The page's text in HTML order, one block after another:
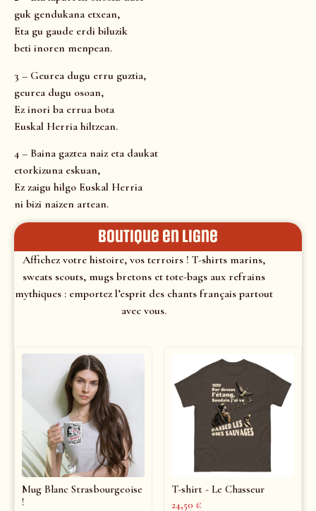
guk gendukana etxean,
Eta gu gaude erdi biluzik
beti inoren menpean.
3 – Geurea dugu erru guztia,
geurea dugu osoan,
Ez inori ba errua bota
Euskal Herria hiltzean.
4 – Baina gaztea naiz eta daukat
etorkizuna eskuan,
Ez zaigu hilgo Euskal Herria
ni bizi naizen artean.
Boutique en ligne
Affichez votre histoire, vos terroirs ! T-shirts marins,
sweats scouts, mugs bretons et tote-bags aux refrains
mythiques : emportez l’esprit des chants français partout
avec vous.
Mug Blanc Strasbourgeoise
!
T-shirt - Le Chasseur
24,50 €